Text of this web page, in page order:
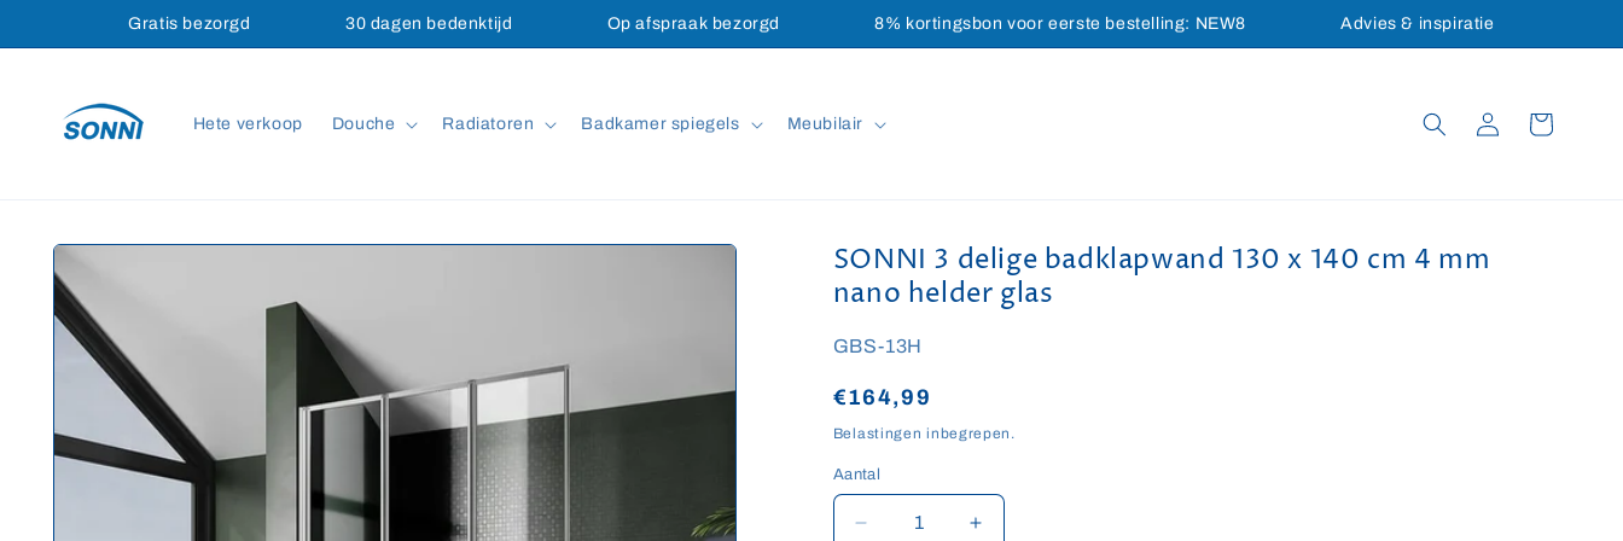
content
Gratis bezorgd 30 dagen bedenktijd Op afspraak bezorgd 8% kortingsbon voor eerste bestelling: NEW8 Advies & inspiratie
Hete verkoop Douche Radiatoren Badkamer spiegels Meubilair InloggenWinkelwagen
productinformatie
SONNI 3 delige badklapwand 130 x 140 cm 4 mm
nano helder glas
SKU:
GBS-13H
Normale
prijs
€164,99
Belastingen inbegrepen.
Aantal
Aantal
Aantal
Aantal